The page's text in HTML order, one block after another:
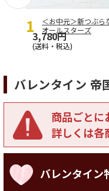
＜お中元＞新つぶら
オールスターズ
3,780円
(送料・税込)
バレンタイン 帝
商品ごとに
詳しくは各
バレンタイン